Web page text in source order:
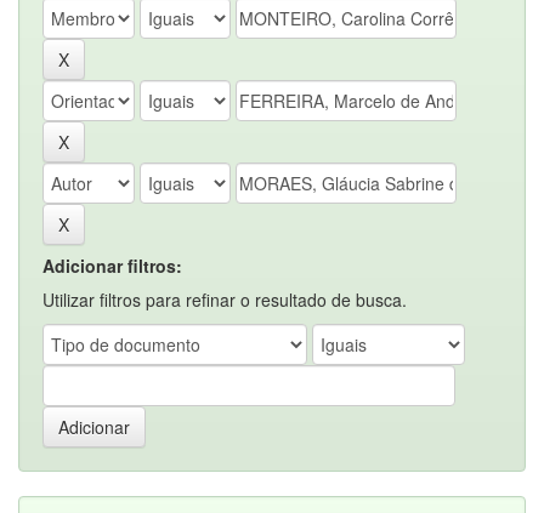
Adicionar filtros:
Utilizar filtros para refinar o resultado de busca.